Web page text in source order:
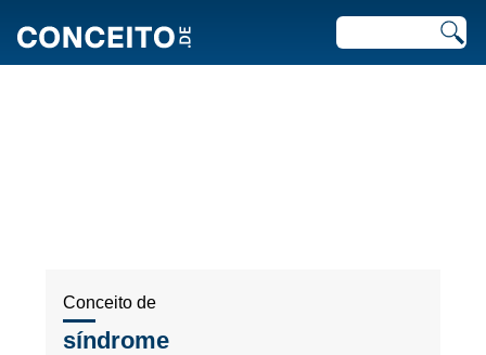
Conceito de
síndrome